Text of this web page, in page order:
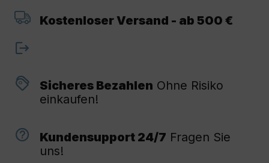
Kostenloser Versand - ab 500 €
Sicheres Bezahlen Ohne Risiko
einkaufen!
Kundensupport 24/7 Fragen Sie
uns!